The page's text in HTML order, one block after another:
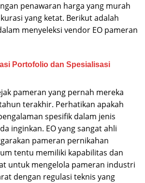
penawaran harga yang murah
yang ketat. Berikut adalah
menyeleksi vendor EO pameran
Portofolio dan Spesialisasi
pameran yang pernah mereka
terakhir. Perhatikan apakah
spesifik dalam jenis
inginkan. EO yang sangat ahli
pameran pernikahan
tentu memiliki kapabilitas dan
untuk mengelola pameran industri
dengan regulasi teknis yang